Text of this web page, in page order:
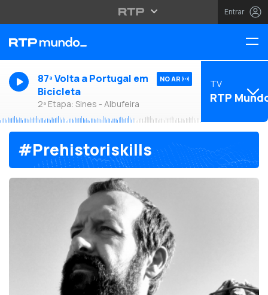
Entrar
87ª Volta a Portugal em
Bicicleta
2ª Etapa: Sines - Albufeira
NO AR TV
RTP
#Prehistoriskills